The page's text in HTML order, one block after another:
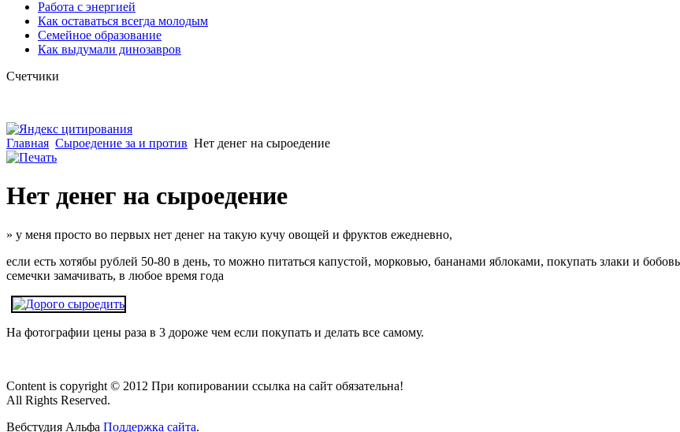
Работа с энергией
Как оставаться всегда молодым
Семейное образование
Как выдумали динозавров
Счетчики
Главная Сыроедение за и против Нет денег на сыроедение
Нет денег на сыроедение
» у меня просто во первых нет денег на такую кучу овощей и фруктов ежедневно,
если есть хотябы рублей 50-80 в день, то можно питаться капустой, морковью, бананами яблоками, покупать злаки и
семечки замачивать, в любое время года
На фотографии цены раза в 3 дороже чем если покупать и делать все самому.
Content is copyright © 2012 При копировании ссылка на сайт обязательна!
All Rights Reserved.
Вебстудия Альфа Поддержка сайта.